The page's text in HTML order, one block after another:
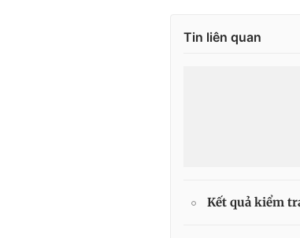
Tin liên quan
Kết quả kiểm